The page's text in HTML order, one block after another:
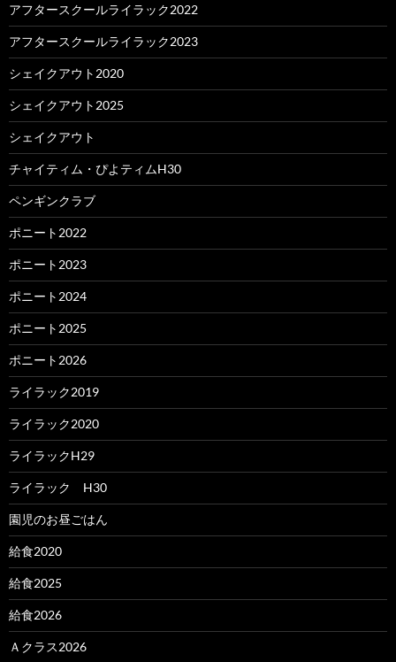
アフタースクールライラック2022
アフタースクールライラック2023
シェイクアウト2020
シェイクアウト2025
シェイクアウト
チャイティム・ぴよティムH30
ペンギンクラブ
ポニート2022
ポニート2023
ポニート2024
ポニート2025
ポニート2026
ライラック2019
ライラック2020
ライラックH29
ライラック H30
園児のお昼ごはん
給食2020
給食2025
給食2026
Ａクラス2026